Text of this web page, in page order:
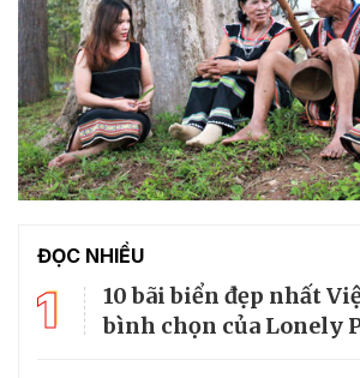
ĐỌC NHIỀU
1
10 bãi biển đẹp nhất
bình chọn của Lonely